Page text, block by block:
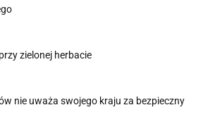
zielonej herbacie
nie uważa swojego kraju za bezpieczny